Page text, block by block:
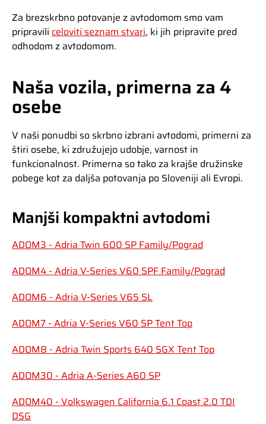
Za brezskrbno potovanje z avtodomom smo vam
pripravili celoviti seznam stvari, ki jih pripravite pred
odhodom z avtodomom.
Naša vozila, primerna za 4
osebe
V naši ponudbi so skrbno izbrani avtodomi, primerni za
štiri osebe, ki združujejo udobje, varnost in
funkcionalnost. Primerna so tako za krajše družinske
pobege kot za daljša potovanja po Sloveniji ali Evropi.
Manjši kompaktni avtodomi
ADOM3 - Adria Twin 600 SP Family/Pograd
ADOM4 - Adria V-Series V60 SPF Family/Pograd
ADOM6 - Adria V-Series V65 SL
ADOM7 - Adria V-Series V60 SP Tent Top
ADOM8 - Adria Twin Sports 640 SGX Tent Top
ADOM30 - Adria A-Series A60 SP
ADOM40 - Volkswagen California 6.1 Coast 2.0 TDI
DSG